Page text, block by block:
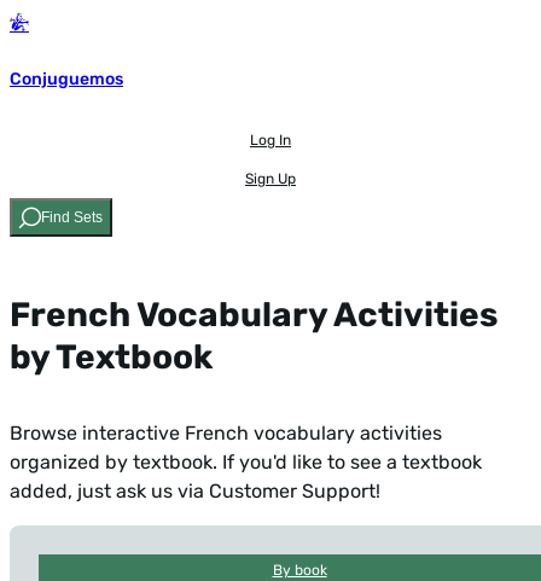
Conjuguemos
Log In
Sign Up
Find Sets
French Vocabulary Activities
by Textbook
Browse interactive French vocabulary activities
organized by textbook. If you'd like to see a textbook
added, just ask us via Customer Support!
By book